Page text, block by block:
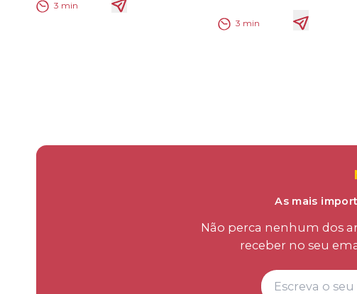
3 min
3 min
As mais
Não perca nenhum dos
receber no seu